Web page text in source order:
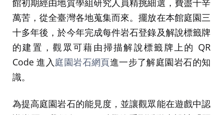
萬苦，從全臺灣各地蒐集而來。擺放在本館庭園三
十多年後，於今年完成每件岩石登錄及解說標籤牌
的建置，觀眾可藉由掃描解說標籤牌上的 QR
Code 進入 庭園岩石網頁進一步了解庭園岩石的知
識。
為提高庭園岩石的能見度，並讓觀眾能在遊戲中認